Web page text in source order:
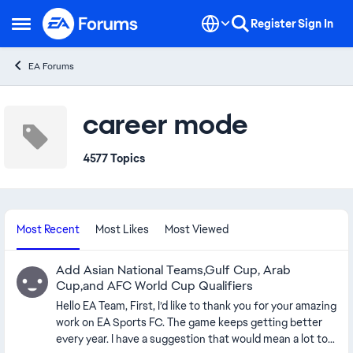
Open Side Menu
Skip to content RegisterSign In
EA Forums
career mode
4577 Topics
Most Recent Most Likes Most Viewed
Add Asian National Teams,Gulf Cup, Arab
Cup,and AFC World Cup Qualifiers
Hello EA Team, First, I’d like to thank you for your amazing
work on EA Sports FC. The game keeps getting better
every year. I have a suggestion that would mean a lot to